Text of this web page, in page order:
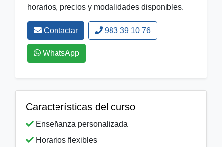
horarios, precios y modalidades disponibles.
Contactar 983 39 10 76
WhatsApp
Características del curso
Enseñanza personalizada
Horarios flexibles